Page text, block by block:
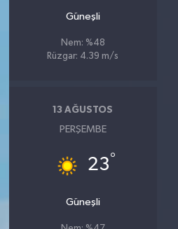
Güneşli
Nem: %48
Rüzgar: 4.39 m/s
13 AĞUSTOS
PERŞEMBE
23°
Güneşli